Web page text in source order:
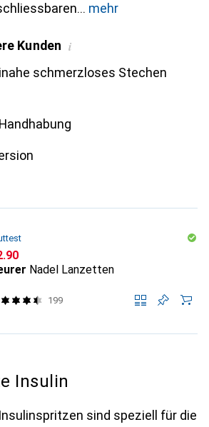
mehr
Kunden i
schmerzloses Stechen
Nadel Lanzetten
199
Insulin
sind speziell für die